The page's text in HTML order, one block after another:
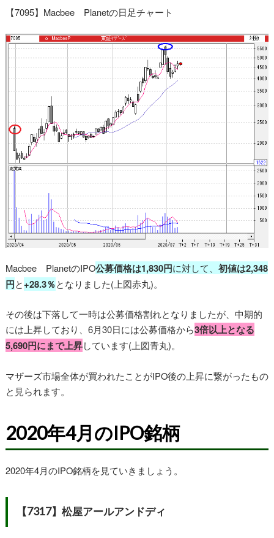
【7095】Macbee Planetの日足チャート
Macbee PlanetのIPO公募価格は1,830円に対して、 初値は2,348
円と+28.3％となりました(上図赤丸)。
その後は下落して一時は公募価格割れとなりましたが、中期的
には上昇しており、6月30日には公募価格から3倍以上となる
5,690円にまで上昇しています(上図青丸)。
マザーズ市場全体が買われたことがIPO後の上昇に繋がったもの
と見られます。
2020年4月のIPO銘柄
2020年4月のIPO銘柄を見ていきましょう。
【7317】松屋アールアンドディ